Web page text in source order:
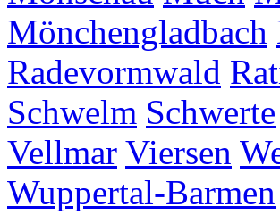
Mönchengladbach
Radevormwald
Schwelm Schwerte
Vellmar Viersen
Wuppertal-Barmen